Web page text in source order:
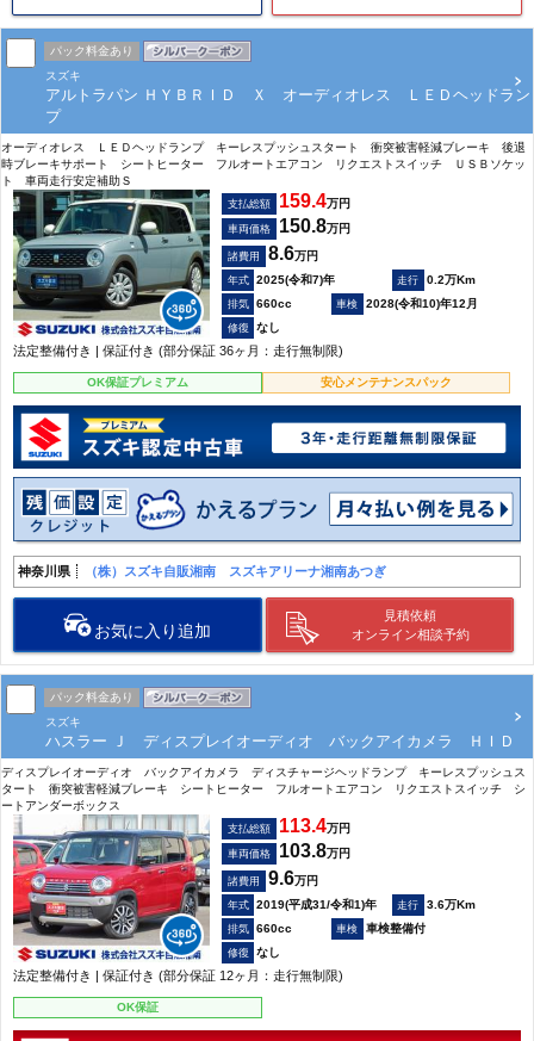
パック料金あり
スズキ
アルトラパン ＨＹＢＲＩＤ Ｘ オーディオレス ＬＥＤヘッドラン
プ
オーディオレス ＬＥＤヘッドランプ キーレスプッシュスタート 衝突被害軽減ブレーキ 後退
時ブレーキサポート シートヒーター フルオートエアコン リクエストスイッチ ＵＳＢソケッ
ト 車両走行安定補助Ｓ
支払総額 159.4万円
車両価格 150.8万円
諸費用 8.6万円
2025(令和7)年
0.2万Km
660cc
2028(令和10)年12月
なし
法定整備付き | 保証付き (部分保証 36ヶ月：走行無制限)
OK保証プレミアム 安心メンテナンスパック
神奈川県 （株）スズキ自販湘南 スズキアリーナ湘南あつぎ
お気に入り追加
見積依頼
オンライン相談予約
パック料金あり
スズキ
ハスラー Ｊ ディスプレイオーディオ バックアイカメラ ＨＩＤ
ディスプレイオーディオ バックアイカメラ ディスチャージヘッドランプ キーレスプッシュス
タート 衝突被害軽減ブレーキ シートヒーター フルオートエアコン リクエストスイッチ シ
ートアンダーボックス
支払総額 113.4万円
車両価格 103.8万円
諸費用 9.6万円
2019(平成31/令和1)年
3.6万Km
660cc
車検整備付
なし
法定整備付き | 保証付き (部分保証 12ヶ月：走行無制限)
OK保証